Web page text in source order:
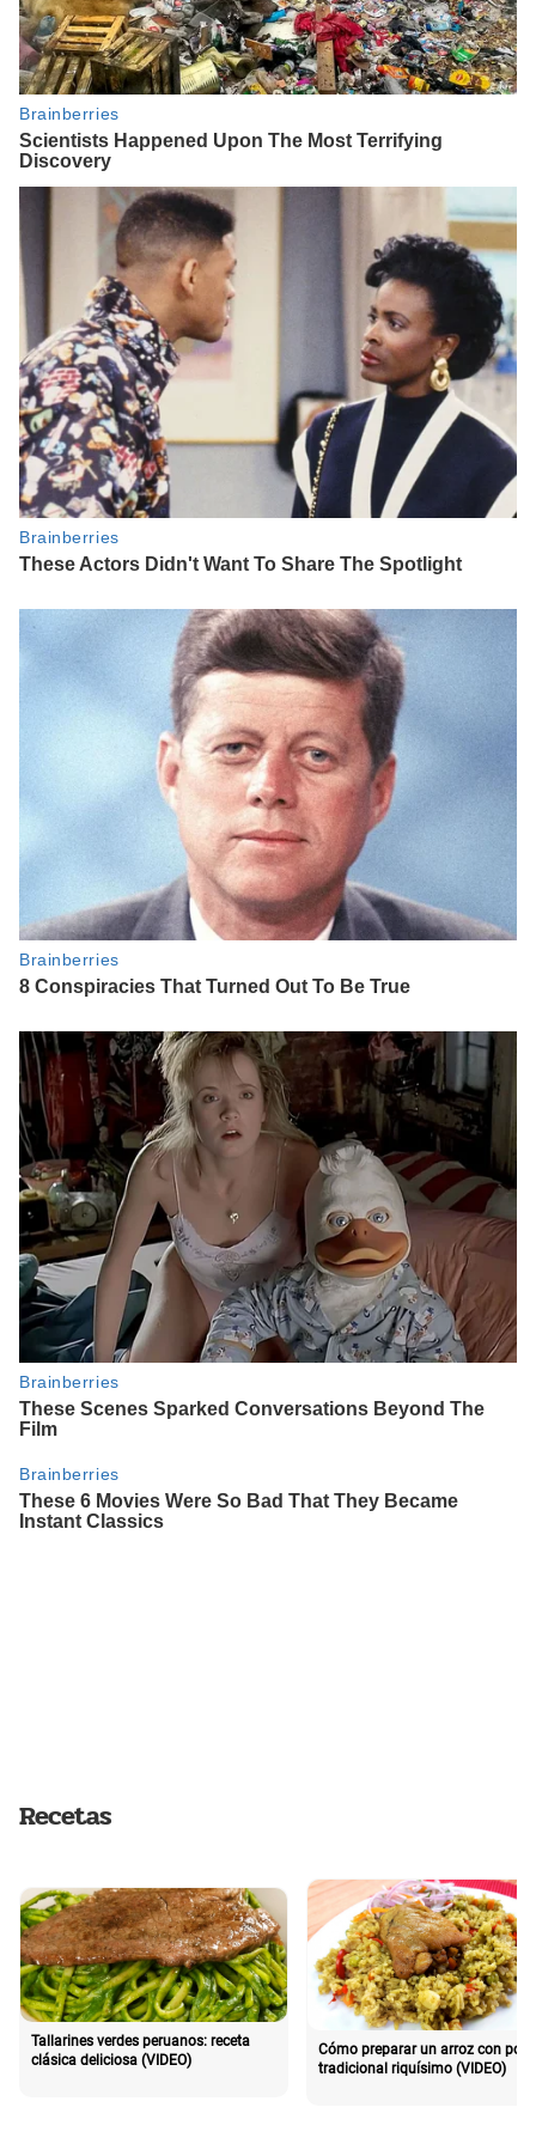
Recetas
Tallarines verdes peruanos: receta
clásica deliciosa (VIDEO)
Cómo preparar un arroz con pollo
tradicional riquísimo (VIDEO)